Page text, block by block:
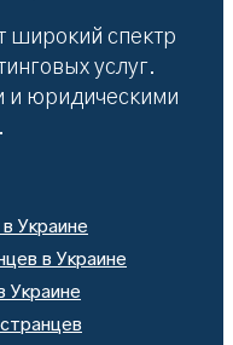
широкий спектр
услуг.
и юридическими
Украине
в Украине
Украине